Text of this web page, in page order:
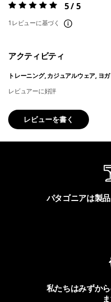
評価:5 / 5 5 / 5
1レビューに基づく
アクティビティ
トレーニング, カジュアルウェア, ヨガ
レビュアーに好評
レビューを書く
パタゴニアは製
私たちはみずか